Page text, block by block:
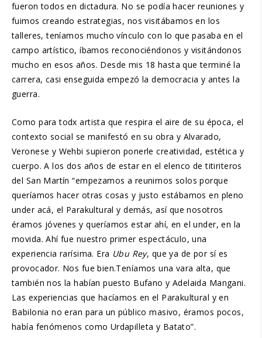
fueron todos en dictadura. No se podía hacer reuniones y
fuimos creando estrategias, nos visitábamos en los
talleres, teníamos mucho vínculo con lo que pasaba en el
campo artístico, íbamos reconociéndonos y visitándonos
mucho en esos años. Desde mis 18 hasta que terminé la
carrera, casi enseguida empezó la democracia y antes la
guerra.
Como para todx artista que respira el aire de su época, el
contexto social se manifestó en su obra y Alvarado,
Veronese y Wehbi supieron ponerle creatividad, estética y
cuerpo. A los dos años de estar en el elenco de titiriteros
del San Martín “empezamos a reunirnos solos porque
queríamos hacer otras cosas y justo estábamos en pleno
under acá, el Parakultural y demás, así que nosotros
éramos jóvenes y queríamos estar ahí, en el under, en la
movida. Ahí fue nuestro primer espectáculo, una
experiencia rarísima. Era Ubu Rey, que ya de por sí es
provocador. Nos fue bien.Teníamos una vara alta, que
también nos la habían puesto Bufano y Adelaida Mangani.
Las experiencias que hacíamos en el Parakultural y en
Babilonia no eran para un público masivo, éramos pocos,
había fenómenos como Urdapilleta y Batato”.